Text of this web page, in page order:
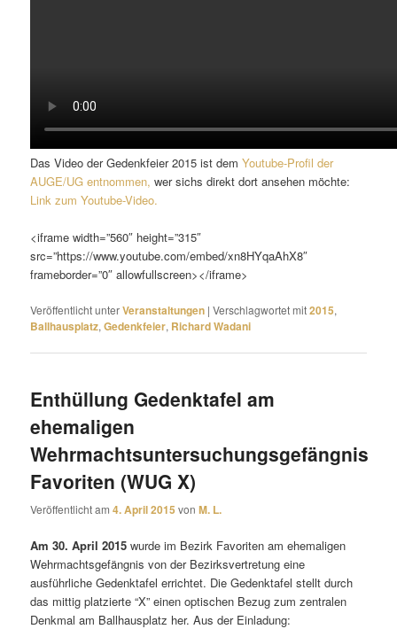
Das Video der Gedenkfeier 2015 ist demYoutube-Profil der
AUGE/UG entnommen,wer sichs direkt dort ansehen möchte:
Link zum Youtube-Video.
<iframe width=”560″ height=”315″
src=”https://www.youtube.com/embed/xn8HYqaAhX8″
frameborder=”0″ allowfullscreen></iframe>
Veröffentlicht unterVeranstaltungen |Verschlagwortet mit2015,
Ballhausplatz,Gedenkfeier, Richard Wadani
Enthüllung Gedenktafel am
ehemaligen
Wehrmachtsuntersuchungsgefängnis
Favoriten (WUG X)
Veröffentlicht am4. April 2015 vonM. L.
Am 30. April 2015 wurde im Bezirk Favoriten am ehemaligen
Wehrmachtsgefängnis von der Bezirksvertretung eine
ausführliche Gedenktafel errichtet. Die Gedenktafel stellt durch
das mittig platzierte “X” einen optischen Bezug zum zentralen
Denkmal am Ballhausplatz her. Aus der Einladung: